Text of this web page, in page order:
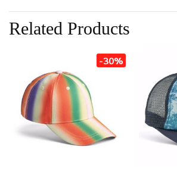
Related Products
-30%